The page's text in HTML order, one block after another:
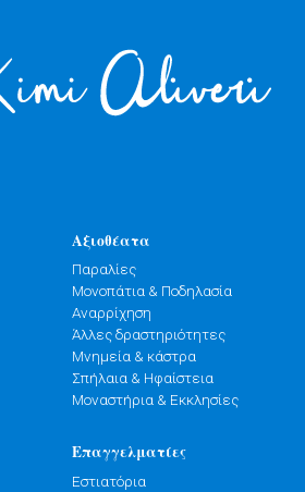
Αξιοθέατα
Παραλίες
Μονοπάτια & Ποδηλασία
Αναρρίχηση
Άλλες δραστηριότητες
Μνημεία & κάστρα
Σπήλαια & Ηφαίστεια
Μοναστήρια & Εκκλησίες
Επαγγελματίες
Εστιατόρια